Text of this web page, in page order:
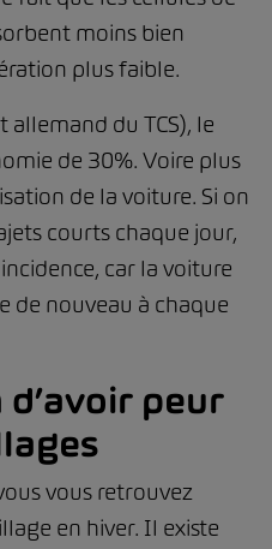
moins bien
plus faible.
allemand du TCS), le
de 30%. Voire plus
de la voiture. Si on
courts chaque jour,
car la voiture
de nouveau à chaque
peur
vous retrouvez
en hiver. Il existe